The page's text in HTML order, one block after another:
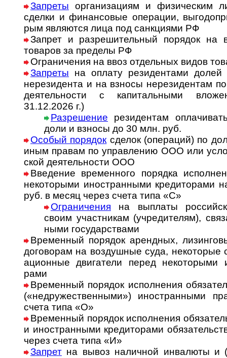
Запреты организациям и физическим
сделки и финан­совые опе­ра­ции,
рым явля­ются лица под санк­циями РФ
Запрет и разрешительный порядок на
това­ров за пре­делы РФ
Ограничения на ввоз отдельных видов
Запреты на оплату резидентами
нере­зи­дента и на взносы нере­зи­ден­там
деятель­но­сти с капи­таль­ными
31.12.2026 г.)
Разрешение резидентам
доли и взносы до 30 млн. руб.
Особый порядоксделок (опе­ра­ций) по
иным пра­вам по управ­ле­нию ООО или
ской де­я­тель­ности ООО
Введение временного порядка
не­ко­то­ры­ми ино­стран­ны­ми кре­ди­то­ра­ми
руб. в месяц через счета типа «С»
Ограничения на выплаты
своим участ­никам (учре­ди­телям),
ными госу­дарствами
Временный порядок арендных,
до­го­во­рам на воз­душ­ные суда, неко­то­рые
а­ци­он­ные дви­га­те­ли пе­ред не­ко­то­ры­ми
рами
Временный порядок исполнения
(«не­дру­жес­т­вен­ны­ми») ино­стран­ны­ми
счета типа «О»
Временный порядок исполнения
и ино­стран­ны­ми кре­ди­то­ра­ми
че­рез счета типа «И»
Запрет на вывоз наличной ин­валюты и